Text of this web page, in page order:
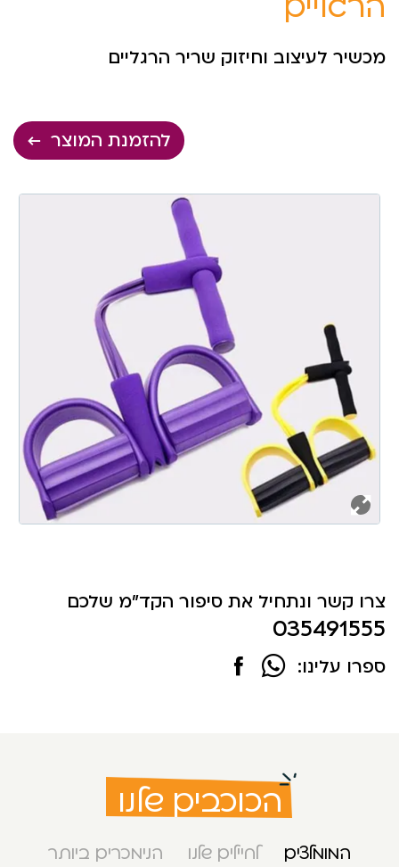
מכשיר לעיצוב וחיזוק שריר הרגליים
להזמנת המוצר
צרו קשר ונתחיל את סיפור הקד"מ שלכם
035491555
ספרו עלינו:
הכוכבים שלנו
המומלצים לחיילים שלנו הנימכרים ביותר